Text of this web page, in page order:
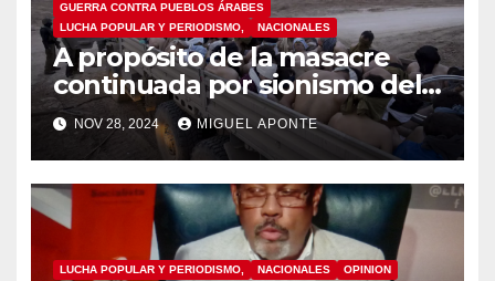
GUERRA CONTRA PUEBLOS ÁRABES
LUCHA POPULAR Y PERIODISMO,
NACIONALES
A propósito de la masacre
continuada por sionismo del
Estado de Israel contra el
pueblo Palestino, recuerdan
actividad de protesta en
Santo Domingo
NOV 28, 2024 MIGUEL APONTE
LUCHA POPULAR Y PERIODISMO, NACIONALES OPINION